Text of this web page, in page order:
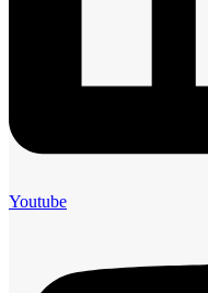
Youtube